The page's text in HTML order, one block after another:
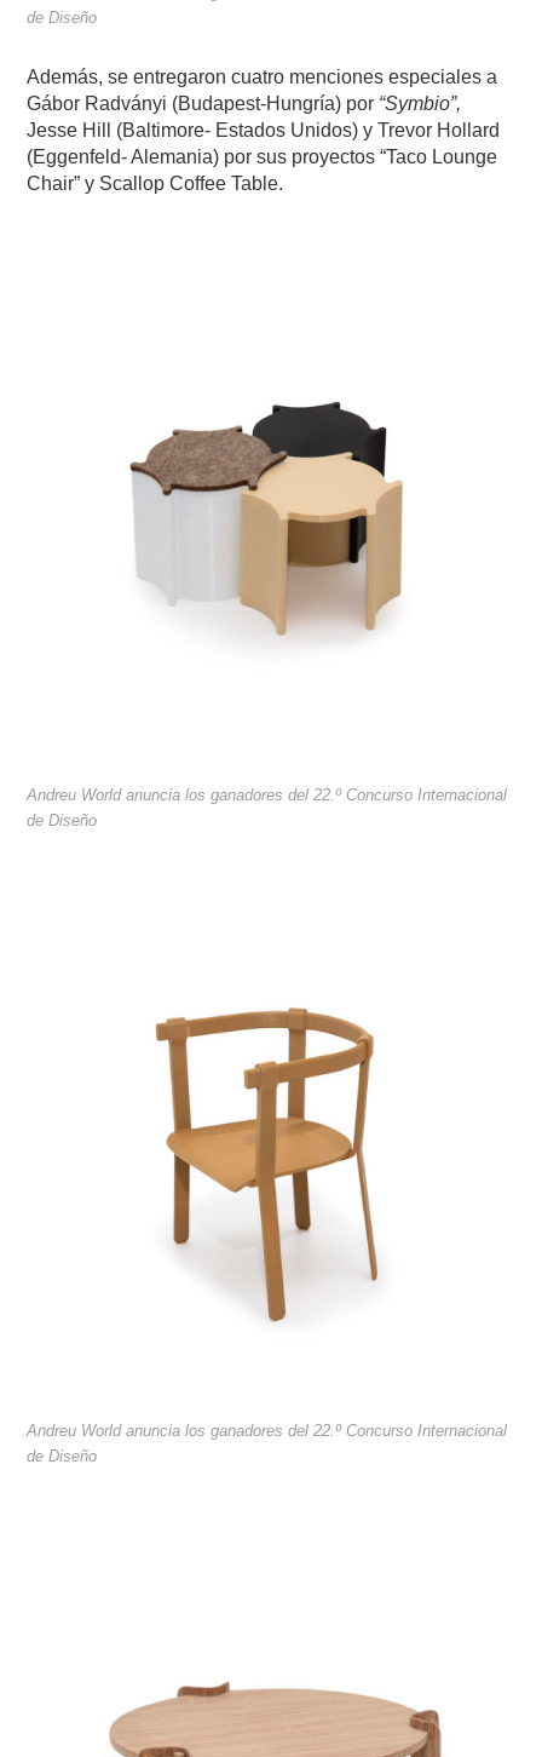
de Diseño
Además, se entregaron cuatro menciones especiales a
Gábor Radványi (Budapest-Hungría) por “Symbio”,
Jesse Hill (Baltimore- Estados Unidos) y Trevor Hollard
(Eggenfeld- Alemania) por sus proyectos “Taco Lounge
Chair” y Scallop Coffee Table.
Andreu World anuncia los ganadores del 22.º Concurso Internacional
de Diseño
Andreu World anuncia los ganadores del 22.º Concurso Internacional
de Diseño